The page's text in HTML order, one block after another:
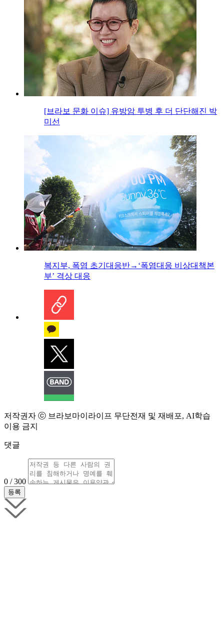
[브라보 문화 이슈] 유방암 투병 후 더 단단해진 박
미선
복지부, 폭염 초기대응반→‘폭염대응 비상대책본
부’ 격상 대응
저작권자 ⓒ 브라보마이라이프 무단전재 및 재배포, AI학습
이용 금지
댓글
0 / 300